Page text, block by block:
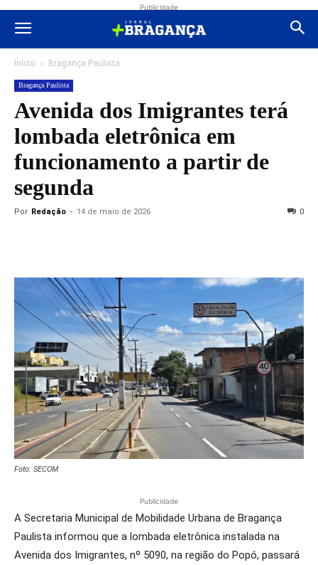
Publicidade
Início Bragança Paulista
Bragança Paulista
Avenida dos Imigrantes terá
lombada eletrônica em
funcionamento a partir de
segunda
Por Redação - 14 de maio de 2026 0
Foto: SECOM
Publicidade
A Secretaria Municipal de Mobilidade Urbana de Bragança
Paulista informou que a lombada eletrônica instalada na
Avenida dos Imigrantes, nº 5090, na região do Popó, passará